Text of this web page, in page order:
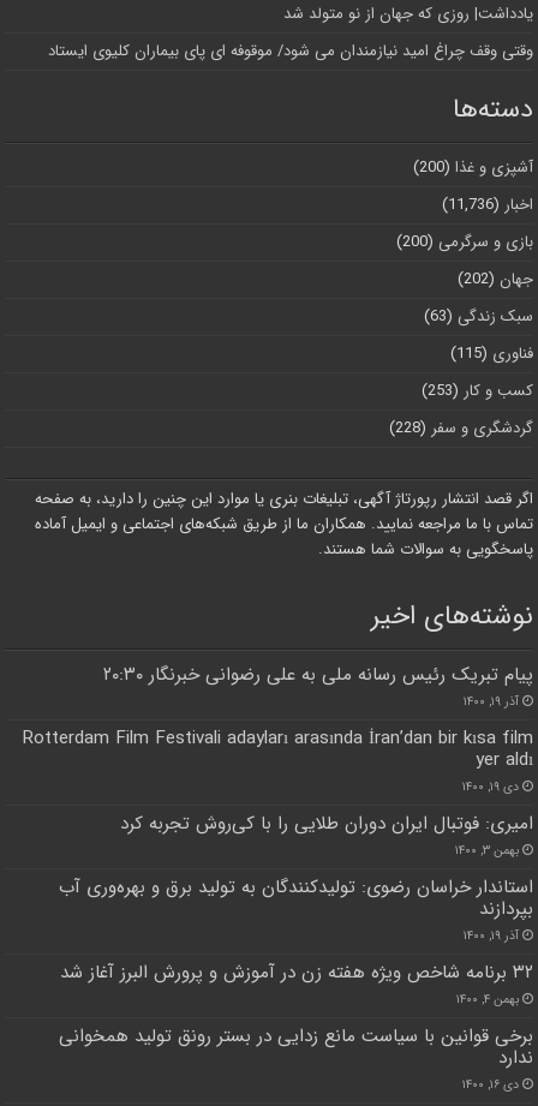
یادداشت| روزی که جهان از نو متولد شد
وقتی وقف چراغ امید نیازمندان می شود/ موقوفه ای پای بیماران کلیوی ایستاد
دسته‌ها
آشپزی و غذا (200)
اخبار (11,736)
بازی و سرگرمی (200)
جهان (202)
سبک زندگی (63)
فناوری (115)
کسب و کار (253)
گردشگری و سفر (228)
اگر قصد انتشار رپورتاژ آگهی، تبلیغات بنری یا موارد این چنین را دارید، به صفحه
تماس با ما مراجعه نمایید. همکاران ما از طریق شبکه‌های اجتماعی و ایمیل آماده
پاسخگویی به سوالات شما هستند.
نوشته‌های اخیر
پیام تبریک رئیس رسانه ملی به علی رضوانی خبرنگار ۲۰:۳۰
آذر ۱۹, ۱۴۰۰
Rotterdam Film Festivali adayları arasında İran’dan bir kısa film
yer aldı
دی ۱۹, ۱۴۰۰
امیری: فوتبال ایران دوران طلایی را با کی‌روش تجربه کرد
بهمن ۳, ۱۴۰۰
استاندار خراسان رضوی: تولیدکنندگان به تولید برق و بهره‌وری آب
بپردازند
آذر ۱۹, ۱۴۰۰
۳۲ برنامه شاخص ویژه هفته زن در آموزش و پرورش البرز آغاز شد
بهمن ۴, ۱۴۰۰
برخی قوانین با سیاست مانع زدایی در بستر رونق تولید همخوانی
ندارد
دی ۱۶, ۱۴۰۰